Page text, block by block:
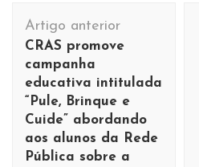
Navegação
de
post
Artigo anterior
CRAS promove
campanha
educativa intitulada
“Pule, Brinque e
Cuide” abordando
aos alunos da Rede
Pública sobre a